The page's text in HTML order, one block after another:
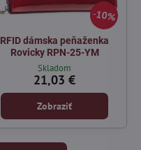
10%
RFID dámska peňaženka
Rovicky RPN-25-YM
Skladom
21,03 €
Zobraziť